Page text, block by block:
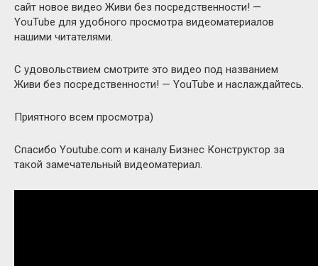
сайт новое видео Живи без посредственности! —
YouTube для удобного просмотра видеоматериалов
нашими читателями.
С удовольствием смотрите это видео под названием
Живи без посредственности! — YouTube и наслаждайтесь.
Приятного всем просмотра)
Спасибо Youtube.com и каналу Бизнес Конструктор за
такой замечательный видеоматериал.